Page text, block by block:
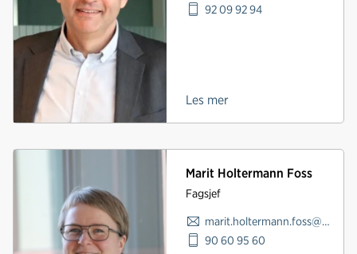
92 09 92 94
Les mer
Marit Holtermann Foss
Fagsjef
marit.holtermann.foss@norskindustri.no
90 60 95 60